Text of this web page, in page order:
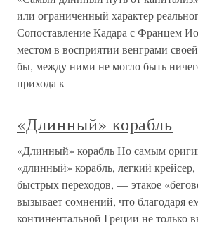
или ограниченный характер
Сопоставление Кадара с Францем
местом в восприятии венграми
бы, между ними не могло быть
прихода к
«Длинный» корабль
«Длинный» корабль Но самым
«длинный» корабль, легкий
быстрых переходов, — этакое
вызывает сомнений, что благодаря
континентальной Греции не только